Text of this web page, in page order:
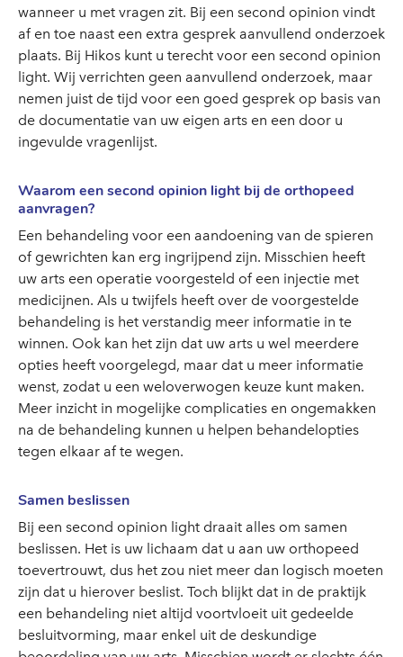
wanneer u met vragen zit. Bij een second opinion vindt
af en toe naast een extra gesprek aanvullend onderzoek
plaats. Bij Hikos kunt u terecht voor een second opinion
light. Wij verrichten geen aanvullend onderzoek, maar
nemen juist de tijd voor een goed gesprek op basis van
de documentatie van uw eigen arts en een door u
ingevulde vragenlijst.
Waarom een second opinion light bij de orthopeed
aanvragen?
Een behandeling voor een aandoening van de spieren
of gewrichten kan erg ingrijpend zijn. Misschien heeft
uw arts een operatie voorgesteld of een injectie met
medicijnen. Als u twijfels heeft over de voorgestelde
behandeling is het verstandig meer informatie in te
winnen. Ook kan het zijn dat uw arts u wel meerdere
opties heeft voorgelegd, maar dat u meer informatie
wenst, zodat u een weloverwogen keuze kunt maken.
Meer inzicht in mogelijke complicaties en ongemakken
na de behandeling kunnen u helpen behandelopties
tegen elkaar af te wegen.
Samen beslissen
Bij een second opinion light draait alles om samen
beslissen. Het is uw lichaam dat u aan uw orthopeed
toevertrouwt, dus het zou niet meer dan logisch moeten
zijn dat u hierover beslist. Toch blijkt dat in de praktijk
een behandeling niet altijd voortvloeit uit gedeelde
besluitvorming, maar enkel uit de deskundige